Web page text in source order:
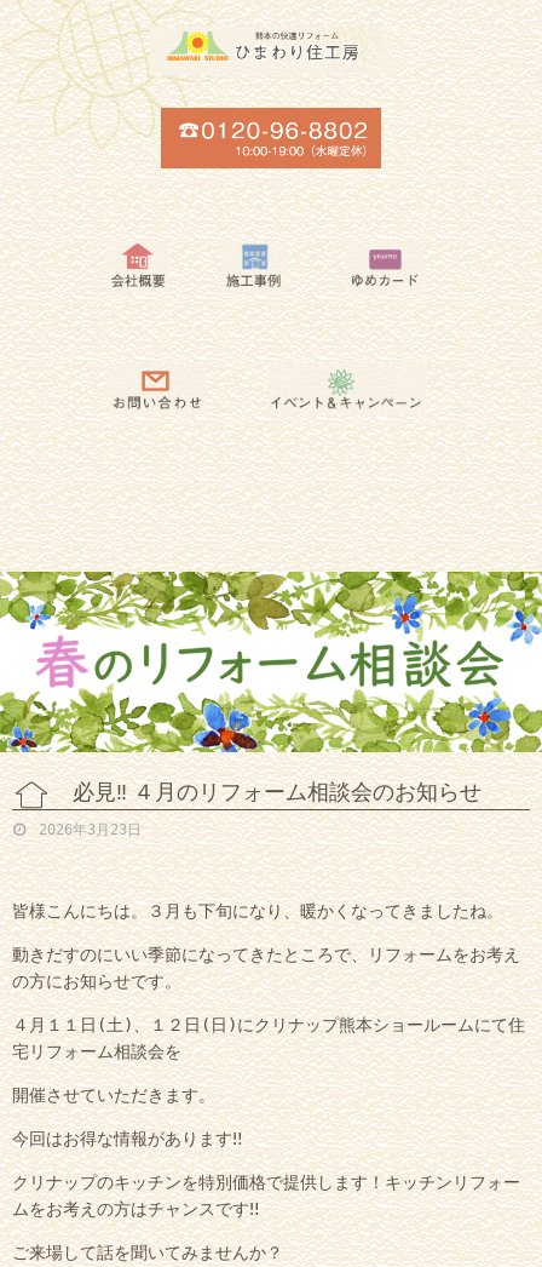
必見‼ ４月のリフォーム相談会のお知らせ
2026年3月23日
皆様こんにちは。３月も下旬になり、暖かくなってきましたね。
動きだすのにいい季節になってきたところで、リフォームをお考え
の方にお知らせです。
４月１１日(土)、１２日(日)にクリナップ熊本ショールームにて住
宅リフォーム相談会を
開催させていただきます。
今回はお得な情報があります‼
クリナップのキッチンを特別価格で提供します！キッチンリフォー
ムをお考えの方はチャンスです‼
ご来場して話を聞いてみませんか？